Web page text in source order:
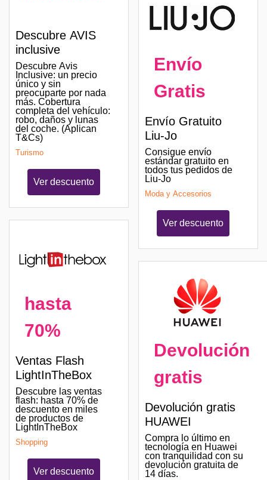
Descubre AVIS
inclusive
Descubre Avis
Inclusive: un precio
único y sin
preocuparte por nada
más. Cobertura
completa del vehículo:
robo, daños y lunas
del coche. (Aplican
T&Cs)
Turismo
Ver descuento
hasta
70%
Ventas Flash
LightInTheBox
Descubre las ventas
flash: hasta 70% de
descuento en miles
de productos de
LightInTheBox
Shopping
Ver descuento
Envío
Gratis
Envío Gratuito
Liu-Jo
Consigue envío
estándar gratuito en
todos tus pedidos de
Liu-Jo
Moda y Accesorios
Ver descuento
Devolución
gratis
Devolución gratis
HUAWEI
Compra lo último en
tecnología en Huawei
con tranquilidad con su
devolución gratuita de
14 días.